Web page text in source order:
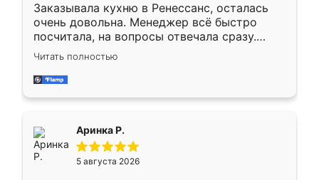
Заказывала кухню в Ренессанс, осталась
очень довольна. Менеджер всё быстро
посчитала, на вопросы отвечала сразу.
Замерщик приехал в субботу, подошёл к
делу со всей ответственностью. Собрали
за день, ребята работали аккуратно, даже
Читать полностью
Аринка Р.
5 августа 2026